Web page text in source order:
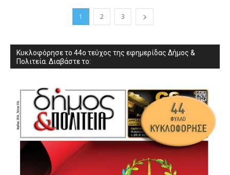
1 2 3
Κυκλοφόρησε το 44ο τεύχος της εφημερίδας Δήμος &
Πολιτεία. Διαβάστε το: